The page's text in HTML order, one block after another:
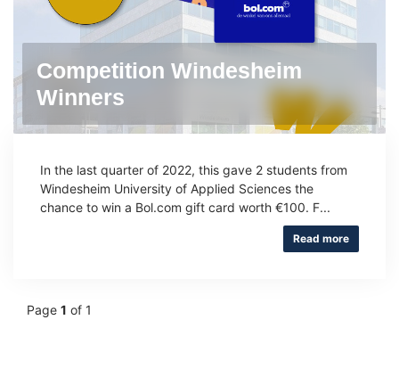
Competition Windesheim
Winners
In the last quarter of 2022, this gave 2 students from
Windesheim University of Applied Sciences the
chance to win a Bol.com gift card worth €100. F...
Read more
Page 1 of 1